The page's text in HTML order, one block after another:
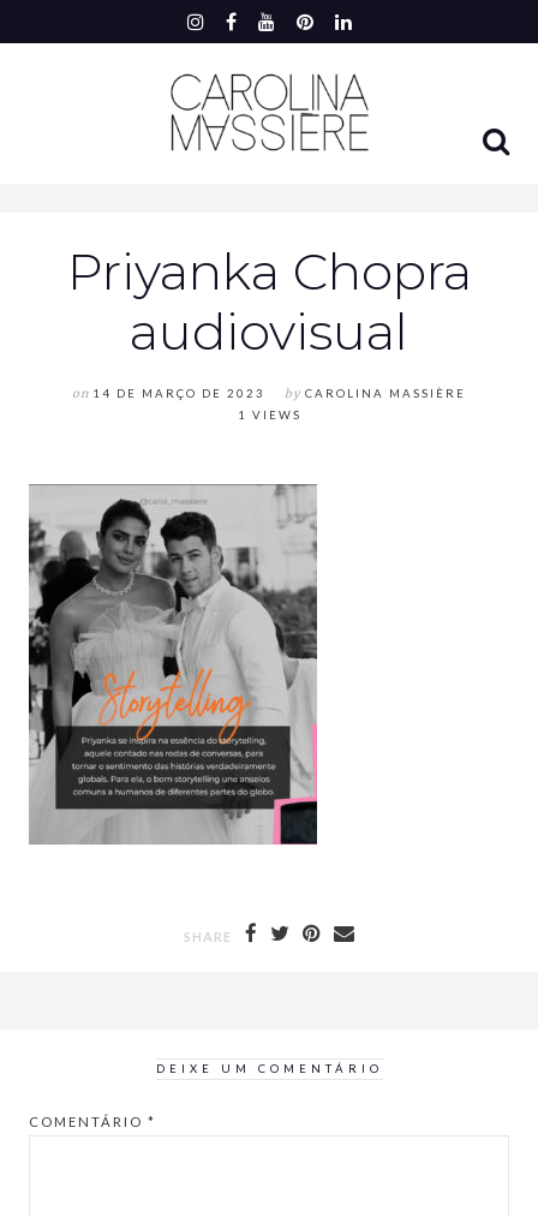
Priyanka Chopra
audiovisual
on 14 DE MARÇO DE 2023 by CAROLINA MASSIÈRE
1 VIEWS
SHARE
DEIXE UM COMENTÁRIO
COMENTÁRIO *